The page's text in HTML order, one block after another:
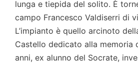
lunga e tiepida del solito. È
campo Francesco Valdiserri di
L’impianto è quello arcinoto
Castello dedicato alla memoria
anni, ex alunno del Socrate,